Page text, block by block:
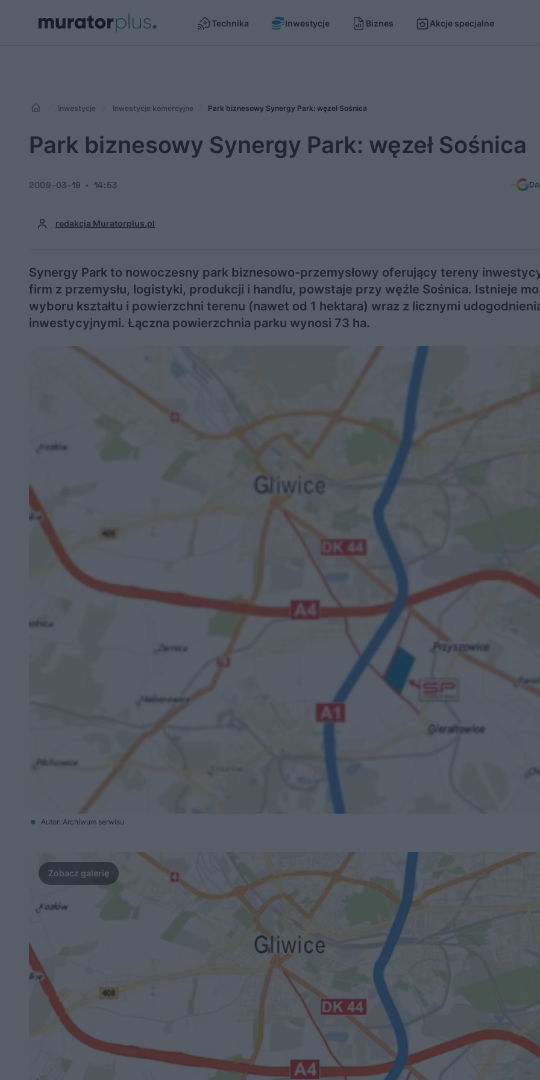
Technika Inwestycje Biznes Akcje specjalne
Inwestycje Inwestycje komercyjne Park biznesowy Synergy Park: węzeł Sośnica
Park biznesowy Synergy Park: węzeł Sośnica
redakcja Muratorplus.pl
2009-03-19 14:53
Synergy Park to nowoczesny park biznesowo-przemysłowy oferujący tereny
firm z przemysłu, logistyki, produkcji i handlu, powstaje przy węźle Sośnica. Istnieje
wyboru kształtu i powierzchni terenu (nawet od 1 hektara) wraz z licznymi
inwestycyjnymi. Łączna powierzchnia parku wynosi 73 ha.
Autor: Archiwum serwisu